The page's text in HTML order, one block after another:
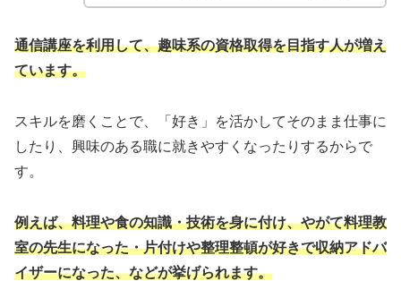
通信講座を利用して、趣味系の資格取得を目指す人が増え
ています。
スキルを磨くことで、「好き」を活かしてそのまま仕事に
したり、興味のある職に就きやすくなったりするからで
す。
例えば、料理や食の知識・技術を身に付け、やがて料理教
室の先生になった・片付けや整理整頓が好きで収納アドバ
イザーになった、などが挙げられます。